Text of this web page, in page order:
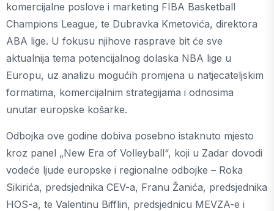
komercijalne poslove i marketing FIBA Basketball
Champions League, te Dubravka Kmetovića, direktora
ABA lige. U fokusu njihove rasprave bit će sve
aktualnija tema potencijalnog dolaska NBA lige u
Europu, uz analizu mogućih promjena u natjecateljskim
formatima, komercijalnim strategijama i odnosima
unutar europske košarke.
Odbojka ove godine dobiva posebno istaknuto mjesto
kroz panel „New Era of Volleyball“, koji u Zadar dovodi
vodeće ljude europske i regionalne odbojke – Roka
Sikirića, predsjednika CEV-a, Franu Žanića, predsjednika
HOS-a, te Valentinu Bifflin, predsjednicu MEVZA-e i